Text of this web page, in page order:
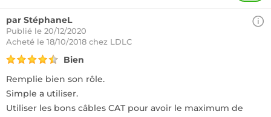
par StéphaneL
Publié le 20/12/2020
Acheté le 18/10/2018 chez LDLC
Bien
Remplie bien son rôle.
Simple a utiliser.
Utiliser les bons câbles CAT pour avoir le maximum de